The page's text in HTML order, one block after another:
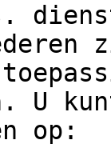
U